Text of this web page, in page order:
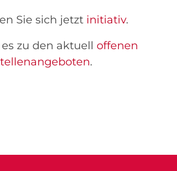
Sie sich jetzt initiativ.
zu den aktuell offenen
.